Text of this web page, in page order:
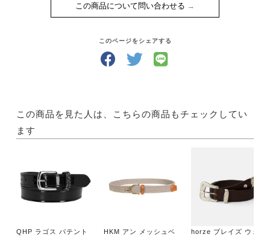
この商品について問い合わせる
このページをシェアする
この商品を見た人は、こちらの商品もチェックしてい
ます
QHP ラゴス パテント HKM アン メッシュベ horze ブレイズ ウェス